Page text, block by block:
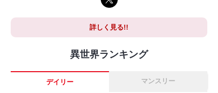
詳しく見る!!
異世界ランキング
デイリー マンスリー